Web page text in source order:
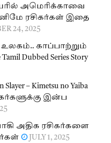
அமெரிக்காவை
ரசிகர்கள் இதை
24, 2025
காப்பாற்றும்
Dubbed Series Story
– Kimetsu no Yaiba
இன்ப
அதிக ரசிகர்களை
JULY 1, 2025